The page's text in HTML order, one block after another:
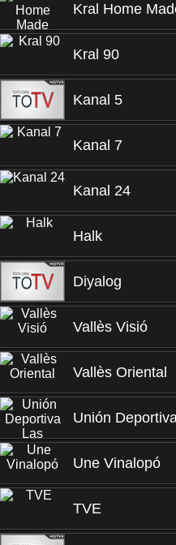
Kral Home
Kral 90
Kanal 5
Kanal 7
Kanal 24
Halk
Diyalog
Vallès Visió
Vallès Oriental
Unión
Une Vinalopó
TVE